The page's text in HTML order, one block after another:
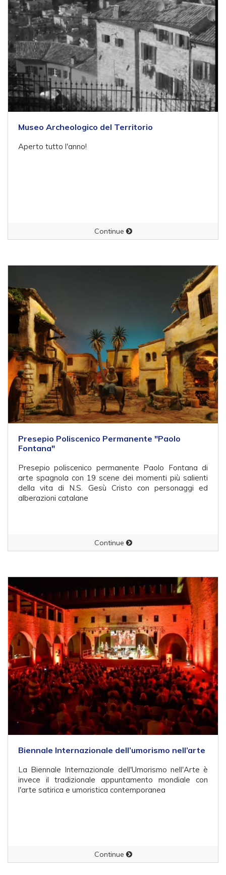
Museo Archeologico del Territorio
Aperto tutto l'anno!
Continue
Presepio Poliscenico Permanente "Paolo
Fontana"
Presepio poliscenico permanente Paolo Fontana di
arte spagnola con 19 scene dei momenti più salienti
della vita di N.S. Gesù Cristo con personaggi ed
alberazioni catalane
Continue
Biennale Internazionale dell’umorismo nell’arte
La Biennale Internazionale dell'Umorismo nell'Arte è
invece il tradizionale appuntamento mondiale con
l'arte satirica e umoristica contemporanea
Continue